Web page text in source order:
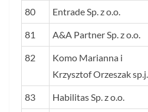
80 Entrade Sp. z o.o.
81 A&A Partner Sp. z o.o.
82
Komo Marianna i
Krzysztof Orzeszak sp.j.
83 Habilitas Sp. z o.o.